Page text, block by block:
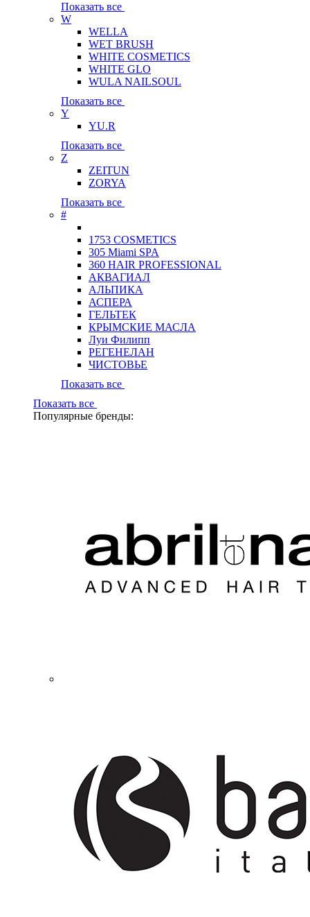
Показать все
W
WELLA
WET BRUSH
WHITE COSMETICS
WHITE GLO
WULA NAILSOUL
Показать все
Y
YU.R
Показать все
Z
ZEITUN
ZORYA
Показать все
#
1753 COSMETICS
305 Miami SPA
360 HAIR PROFESSIONAL
АКВАГИАЛ
АЛЬПИКА
АСПЕРА
ГЕЛЬТЕК
КРЫМСКИЕ МАСЛА
Луи Филипп
РЕГЕНЕЛАН
ЧИСТОВЬЕ
Показать все
Показать все
Популярные бренды: